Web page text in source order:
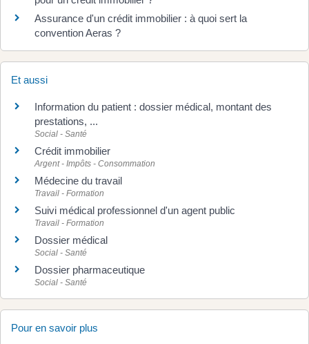
Assurance d'un crédit immobilier : à quoi sert la
convention Aeras ?
Et aussi
Information du patient : dossier médical, montant des
prestations, ...
Social - Santé
Crédit immobilier
Argent - Impôts - Consommation
Médecine du travail
Travail - Formation
Suivi médical professionnel d'un agent public
Travail - Formation
Dossier médical
Social - Santé
Dossier pharmaceutique
Social - Santé
Pour en savoir plus